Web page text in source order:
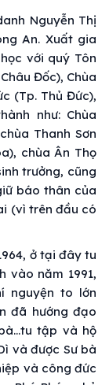
Nguyễn Thị
An. Xuất gia
với quý Tôn
Đốc), Chùa
(Tp. Thủ Đức),
như: Chùa
Thanh Sơn
chùa Ân Thọ
trưởng, cũng
báo thân của
(vì trên đầu có
ở tại đây tu
vào năm 1991,
nguyện to lớn
đã hướng đạo
tập và hộ
và được Sư bà
và công đức